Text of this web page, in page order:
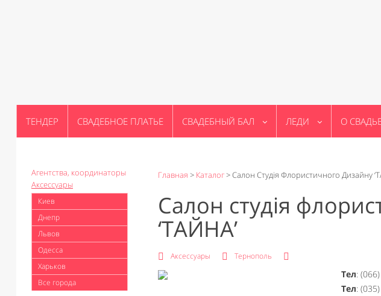
ТЕНДЕР СВАДЕБНОЕ ПЛАТЬЕ СВАДЕБНЫЙ БАЛ ЛЕДИ О
Агентства, координаторы
Аксессуары
Киев
Днепр
Львов
Одесса
Харьков
Все города
Главная > Каталог>Салон Студія Флористичного Дизайну
Салон студія
‘ТАЙНА’
Аксессуары Тернополь
Тел:
Тел: